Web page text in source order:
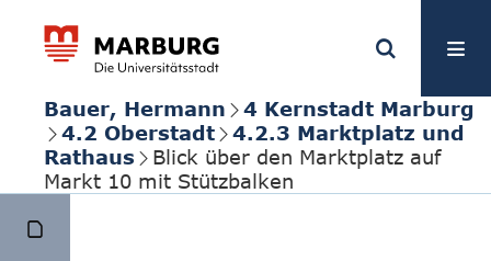
Bauer, Hermann
4 Kernstadt Marburg
4.2 Oberstadt
4.2.3 Marktplatz und
Rathaus
Blick über den Marktplatz auf
Markt 10 mit Stützbalken